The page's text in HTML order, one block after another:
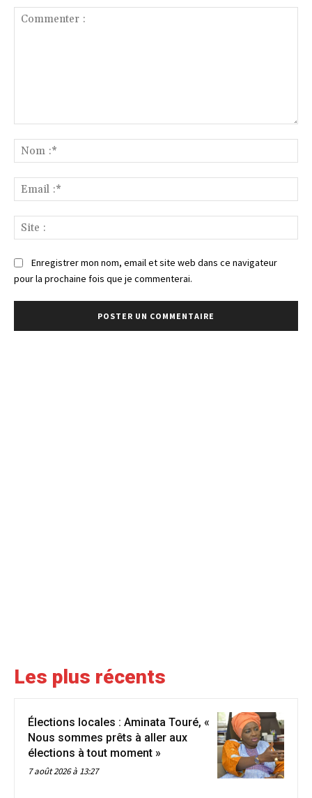
:*
:*
:
Enregistrer mon nom, email et site web dans ce navigateur
pour la prochaine fois que je commenterai.
Les plus récents
Élections locales : Aminata Touré, «
Nous sommes prêts à aller aux
élections à tout moment »
7 août 2026 à 13:27